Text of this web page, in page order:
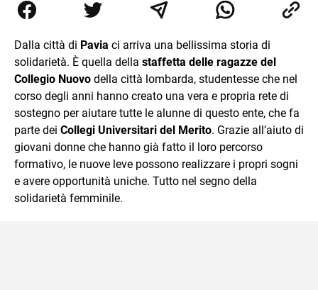
collaborato con grandi gruppi editoriali e agenzie di
comunicazione specializzandosi nella scrittura di articoli
Dalla città di Pavia ci arriva una bellissima storia di
solidarietà. È quella della staffetta delle ragazze del
Collegio Nuovo della città lombarda, studentesse che nel
corso degli anni hanno creato una vera e propria rete di
sostegno per aiutare tutte le alunne di questo ente, che fa
parte dei Collegi Universitari del Merito. Grazie all’aiuto di
giovani donne che hanno già fatto il loro percorso
formativo, le nuove leve possono realizzare i propri sogni
e avere opportunità uniche. Tutto nel segno della
solidarietà femminile.